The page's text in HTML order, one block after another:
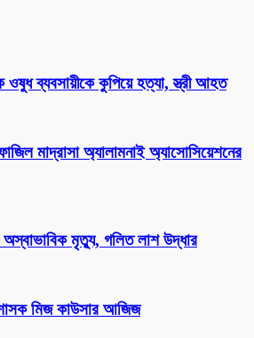
ওষুধ ব্যবসায়ীকে কুপিয়ে হত্যা, স্ত্রী আহত
মাদ্রাসা অ্যালামনাই অ্যাসোসিয়েশনের
অস্বাভাবিক মৃত্যু, গলিত লাশ উদ্ধার
মিজ কাউসার আজিজ